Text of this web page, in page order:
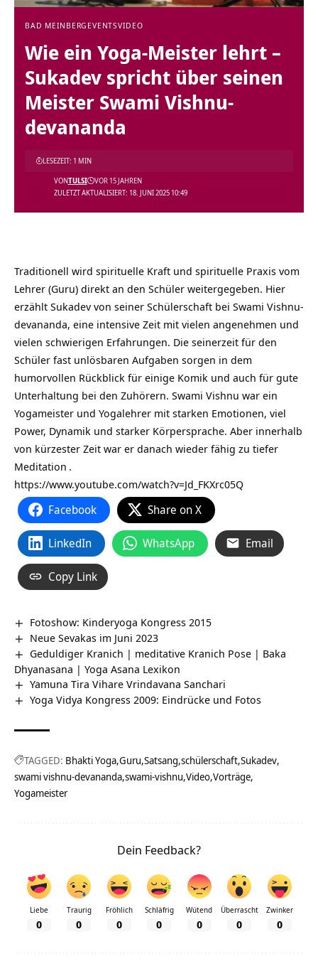
BAD MEINBERG EVENTSVIDEO
Wie ein Yoga-Meister lehrt –
Sukadev spricht über seinen
Meister Swami Vishnu-
devananda
ZULETZT AKTUALISIERT: 18. JUNI 2025 10:49
VONTULSI VOR 15 JAHREN
LESEZEIT: 1 MIN
Traditionell wird spirituelle Kraft und spirituelle Praxis vom
Lehrer (Guru) direkt an den Schüler weitergegeben. Hier
erzählt Sukadev von seiner Schülerschaft bei Swami Vishnu-
devananda, eine intensive Zeit mit vielen angenehmen und
vielen schwierigen Erfahrungen. Die seinerzeit für den
Schüler fast unlösbaren Aufgaben sorgen in dem
humorvollen Rückblick für einige Komik und auch für gute
Unterhaltung bei den Zuhörern. Swami Vishnu war ein
Yogameister und Yogalehrer mit starken Emotionen, viel
Power, Dynamik und starker Körpersprache. Aber innerhalb
von kürzester Zeit war er danach wieder fähig zu tiefer
Meditation .
https://www.youtube.com/watch?v=Jd_FKXrc05Q
Facebook Share on X
LinkedIn WhatsApp Email
Copy Link
Fotoshow: Kinderyoga Kongress 2015
Neue Sevakas im Juni 2023
Geduldiger Kranich | meditative Kranich Pose | Baka
Dhyanasana | Yoga Asana Lexikon
Yamuna Tira Vihare Vrindavana Sanchari
Yoga Vidya Kongress 2009: Eindrücke und Fotos
TAGGED: Bhakti Yoga Guru Satsang schülerschaft Sukadev
swami vishnu-devananda swami-vishnu Video Vorträge
Yogameister
Dein Feedback?
Liebe
0
Traurig
0
Fröhlich
0
Schläfrig
0
Wütend
0
Überrascht
0
Zwinker
0